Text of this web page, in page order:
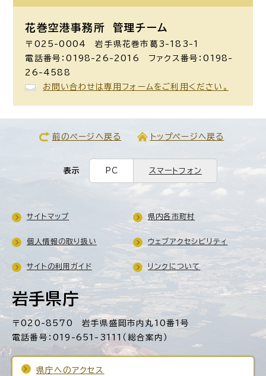
花巻空港事務所 管理チーム
〒025-0004 岩手県花巻市葛3-183-1
電話番号：0198-26-2016 ファクス番号：0198-
26-4588
お問い合わせは専用フォームをご利用ください。
前のページへ戻る トップページへ戻る
表示 PC スマートフォン
岩手県庁
〒020-8570 岩手県盛岡市内丸10番1号
電話番号：019-651-3111（総合案内）
県庁へのアクセス
サイトマップ 県内各市町村
個人情報の取り扱い ウェブアクセシビリティ
サイトの利用ガイド リンクについて